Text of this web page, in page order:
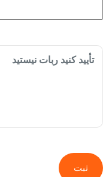
تأیید کنید ربات نیستید
ثبت